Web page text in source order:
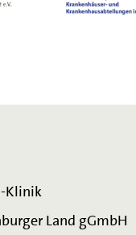
Klinik
Land gGmbH